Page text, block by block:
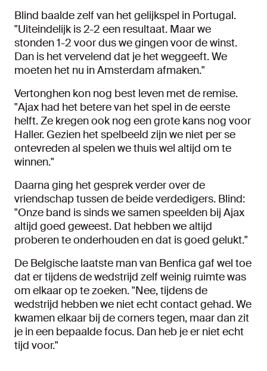
Blind baalde zelf van het gelijkspel in Portugal.
"Uiteindelijk is 2-2 een resultaat. Maar we
stonden 1-2 voor dus we gingen voor de winst.
Dan is het vervelend dat je het weggeeft. We
moeten het nu in Amsterdam afmaken."
Vertonghen kon nog best leven met de remise.
"Ajax had het betere van het spel in de eerste
helft. Ze kregen ook nog een grote kans nog voor
Haller. Gezien het spelbeeld zijn we niet per se
ontevreden al spelen we thuis wel altijd om te
winnen."
Daarna ging het gesprek verder over de
vriendschap tussen de beide verdedigers. Blind:
"Onze band is sinds we samen speelden bij Ajax
altijd goed geweest. Dat hebben we altijd
proberen te onderhouden en dat is goed gelukt."
De Belgische laatste man van Benfica gaf wel toe
dat er tijdens de wedstrijd zelf weinig ruimte was
om elkaar op te zoeken. "Nee, tijdens de
wedstrijd hebben we niet echt contact gehad. We
kwamen elkaar bij de corners tegen, maar dan zit
je in een bepaalde focus. Dan heb je er niet echt
tijd voor."